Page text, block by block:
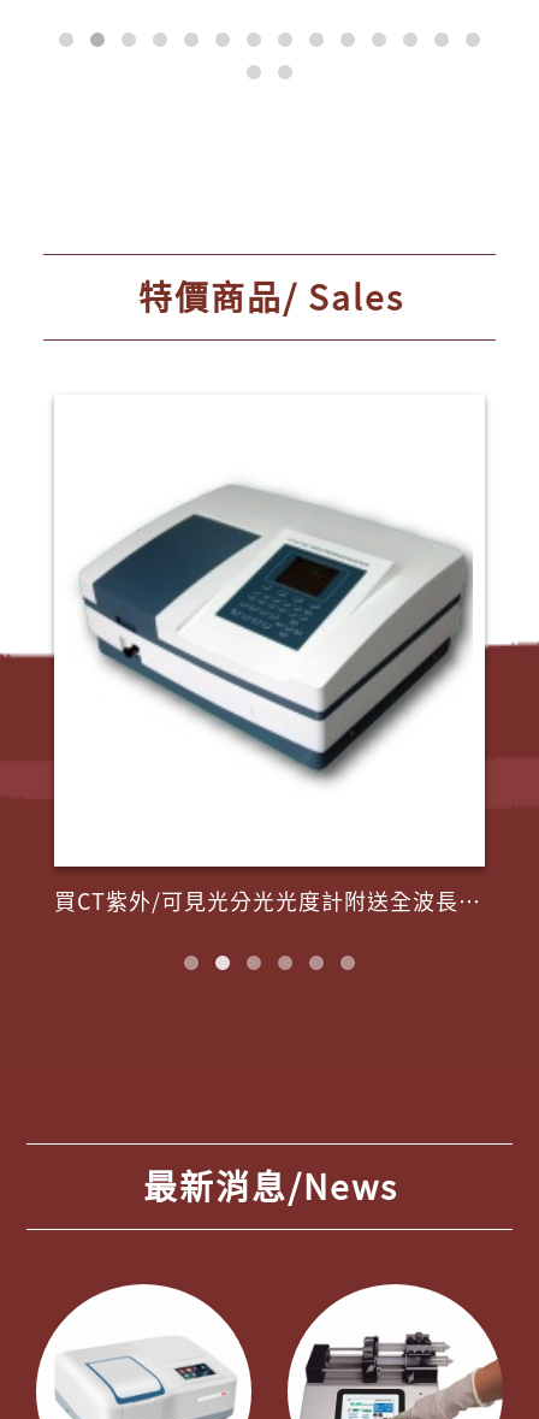
特價商品/ Sales
買CT紫外/可見光分光光度計附送全波長掃描軟體
最新消息/News